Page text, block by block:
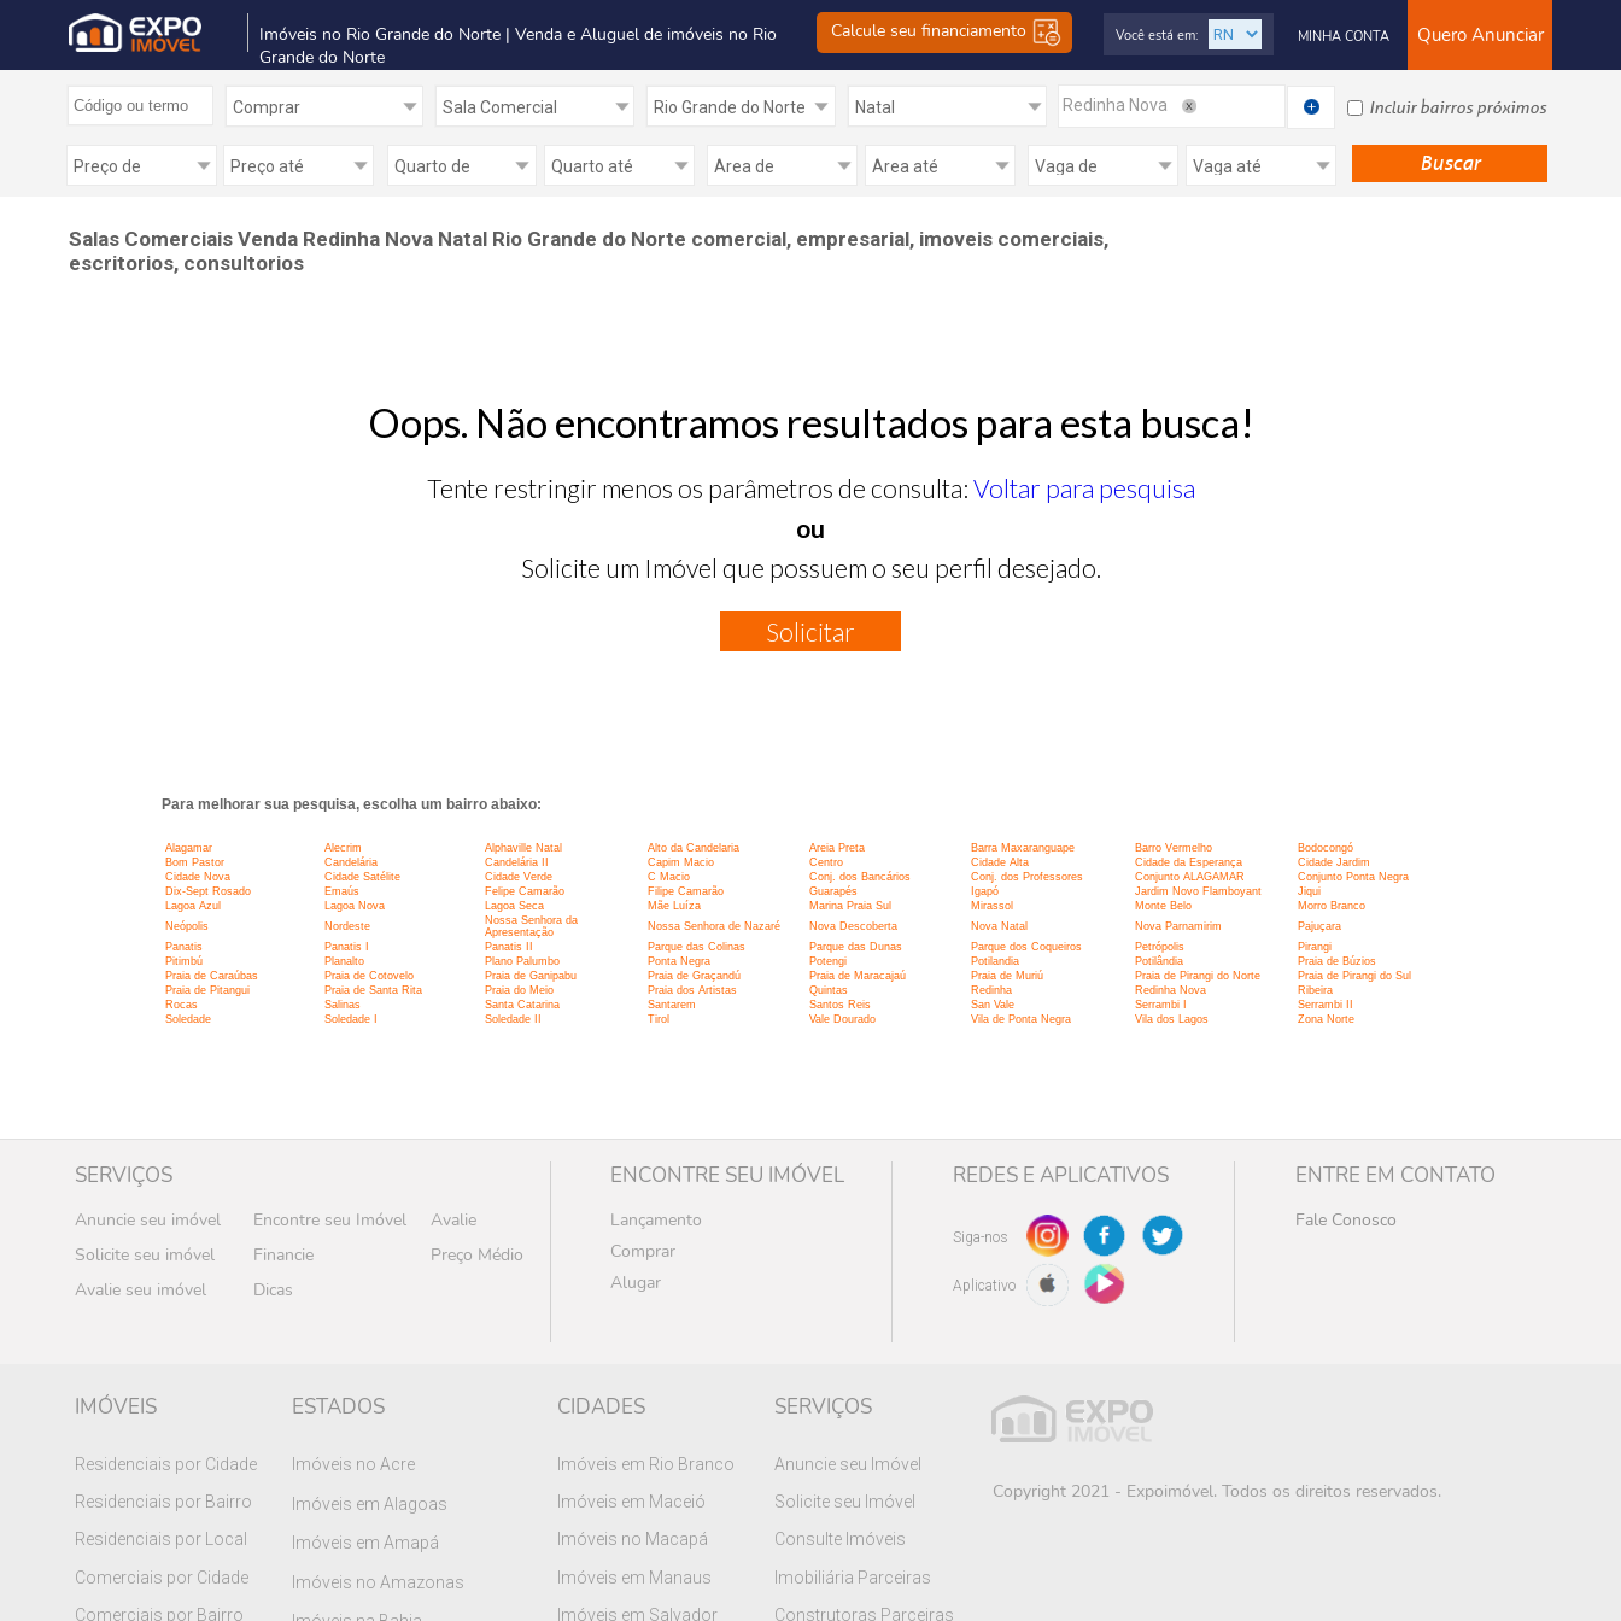
Imóveis no Rio Grande do Norte | Venda e Aluguel de imóveis no Rio
Grande do Norte
Calcule seu financiamento Quero Anunciar
MINHA CONTA
Você está em:
Redinha Nova Incluir bairros próximos
Salas Comerciais Venda Redinha Nova Natal Rio Grande do Norte comercial, empresarial, imoveis comerciais,
escritorios, consultorios
Oops. Não encontramos resultados para esta busca!
Tente restringir menos os parâmetros de consulta: Voltar para pesquisa
ou
Solicite um Imóvel que possuem o seu perfil desejado.
Solicitar
Para melhorar sua pesquisa, escolha um bairro abaixo:
Alagamar Alecrim Alphaville Natal Alto da Candelaria Areia Preta Barra Maxaranguape Barro Vermelho
Bodocongó
Bom Pastor
Candelária Candelária II Capim Macio Centro Cidade Alta Cidade da Esperança
Cidade Jardim
Cidade Nova
Cidade Satélite Cidade Verde C Macio Conj. dos Bancários Conj. dos Professores Conjunto ALAGAMAR
Conjunto Ponta Negra
Dix-Sept Rosado
Emaús Felipe Camarão Filipe Camarão Guarapés Igapó Jardim Novo Flamboyant
Jiqui
Lagoa Azul
Lagoa Nova Lagoa Seca Mãe Luíza Marina Praia Sul Mirassol Monte Belo
Morro Branco
Neópolis
Nordeste
Nossa Senhora da
Apresentação
Nossa Senhora de Nazaré Nova Descoberta Nova Natal Nova Parnamirim
Pajuçara
Panatis
Panatis I Panatis II Parque das Colinas Parque das Dunas Parque dos Coqueiros Petrópolis
Pirangi
Pitimbú
Planalto Plano Palumbo Ponta Negra Potengi Potilandia Potilândia
Praia de Búzios
Praia de Caraúbas
Praia de Cotovelo Praia de Ganipabu Praia de Graçandú Praia de Maracajaú Praia de Muriú Praia de Pirangi do Norte
Praia de Pirangi do Sul
Praia de Pitangui
Praia de Santa Rita Praia do Meio Praia dos Artistas Quintas Redinha Redinha Nova
Ribeira
Rocas
Salinas Santa Catarina Santarem Santos Reis San Vale Serrambi I
Serrambi II
Soledade
Soledade I Soledade II Tirol Vale Dourado Vila de Ponta Negra Vila dos Lagos Zona Norte
SERVIÇOS
Anuncie seu imóvel Encontre seu Imóvel
Avalie
Solicite seu imóvel
Financie
Preço Médio
Avalie seu imóvel
Dicas
ENCONTRE SEU IMÓVEL
Lançamento
Comprar
Alugar
REDES E APLICATIVOS
Siga-nos
Aplicativo
ENTRE EM CONTATO
Fale Conosco
IMÓVEIS
Residenciais por Cidade
Residenciais por Bairro
Residenciais por Local
Comerciais por Cidade
Comerciais por Bairro
ESTADOS
Imóveis no Acre
Imóveis em Alagoas
Imóveis em Amapá
Imóveis no Amazonas
CIDADES
Imóveis em Rio Branco
Imóveis em Maceió
Imóveis no Macapá
Imóveis em Manaus
Imóveis em Salvador
SERVIÇOS
Anuncie seu Imóvel
Solicite seu Imóvel
Consulte Imóveis
Imobiliária Parceiras
Construtoras Parceiras
Copyright 2021 - Expoimóvel. Todos os direitos reservados.